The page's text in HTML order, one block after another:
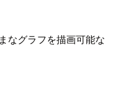
なグラフを描画可能な